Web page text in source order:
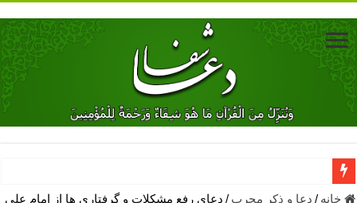
دعای جلب محبت فوری معشوق – دعای جلب محبت شوهر
خانه / دعا و ذکر مجرب / دعای رفع مشکلات و گرفتاری ها از امام علی